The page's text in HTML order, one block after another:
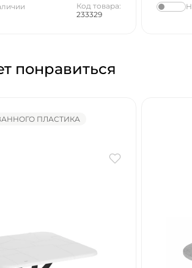
Код товара:
233329
понравиться
ПЛАСТИКА